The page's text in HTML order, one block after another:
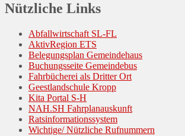
Nützliche Links
Abfallwirtschaft SL-FL
AktivRegion ETS
Belegungsplan Gemeindehaus
Buchungsseite Gemeindebus
Fahrbücherei als Dritter Ort
Geestlandschule Kropp
Kita Portal S-H
NAH.SH Fahrplanauskunft
Ratsinformationssystem
Wichtige/ Nützliche Rufnummern